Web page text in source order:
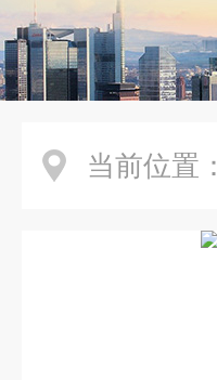
当前位置：